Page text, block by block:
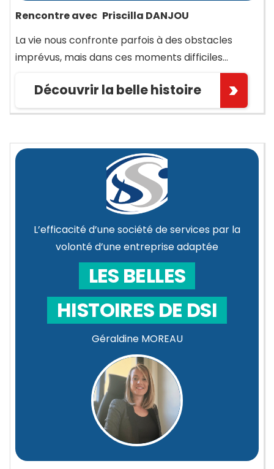
Rencontre avec Priscilla DANJOU
La vie nous confronte parfois à des obstacles
imprévus, mais dans ces moments difficiles…
Découvrir la belle histoire
L’efficacité d’une société de services par la
volonté d’une entreprise adaptée
LES BELLES
HISTOIRES DE DSI
Géraldine MOREAU